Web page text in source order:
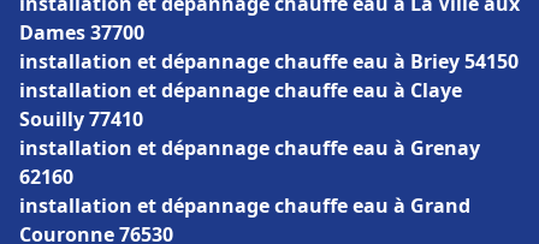
Dames 37700
installation et dépannage chauffe eau à Briey 54150
installation et dépannage chauffe eau à Claye
Souilly 77410
installation et dépannage chauffe eau à Grenay
62160
installation et dépannage chauffe eau à Grand
Couronne 76530